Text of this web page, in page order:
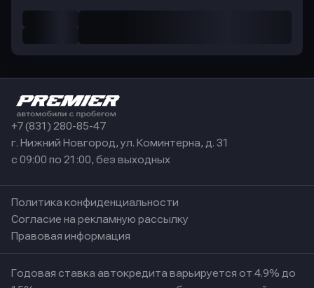
+7 (831) 280-85-47
г. Нижний Новгород, ул. Коминтерна, д. 31
с 09:00 по 21:00, без выходных
Политика конфиденциальности
Согласие на рекламную рассылку
Правовая информация
Годовая ставка автокредита варьируется от 4.9% до